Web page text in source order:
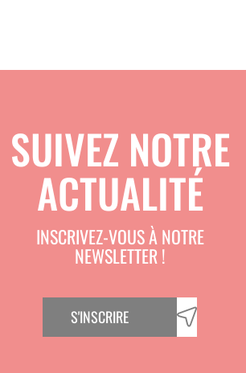
atout pour tout éleveur
ce système, vous sécurisez
SUIVEZ NOTRE
ACTUALITÉ
INSCRIVEZ-VOUS À NOTRE
NEWSLETTER !
S'INSCRIRE